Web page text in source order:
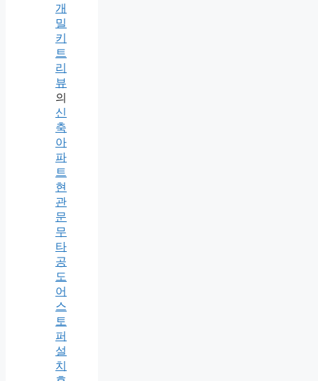
개
밀
키
트
리
뷰
의
신
축
아
파
트
현
관
문
무
타
공
도
어
스
토
퍼
설
치